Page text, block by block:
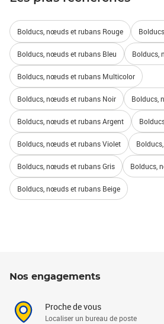
Bolducs, nœuds et rubans Rouge
Bolducs, nœuds et rubans Bleu Bolducs,
Bolducs, nœuds et rubans Multicolor
Bolducs, nœuds et rubans Noir Bolducs,
Bolducs, nœuds et rubans Argent
Bolducs, nœuds et rubans Violet
Bolducs, nœuds et rubans Gris Bolducs,
Bolducs, nœuds et rubans Beige
Nos engagements
Proche de vous
Localiser un bureau de poste